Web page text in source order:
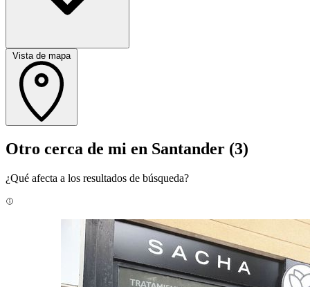
Vista de mapa
Otro cerca de mi en Santander (3)
¿Qué afecta a los resultados de búsqueda?